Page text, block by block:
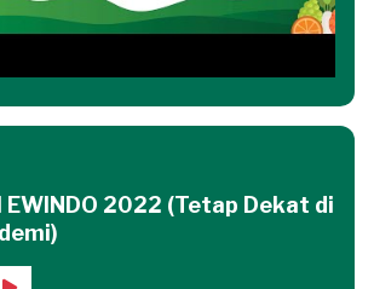
2022 (Tetap Dekat di